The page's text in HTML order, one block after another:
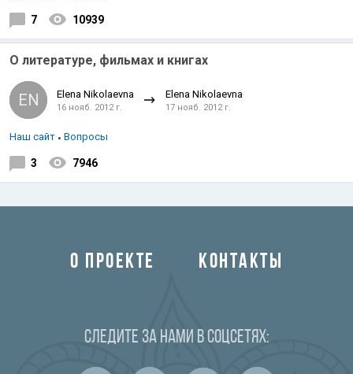
7 10939
О литературе, фильмах и книгах
EN Elena Nikolaevna
16 нояб. 2012 г.
Elena Nikolaevna
17 нояб. 2012 г.
Наш сайт Вопросы
3 7946
О ПРОЕКТЕ КОНТАКТЫ
Следите за нами в соцсетях: